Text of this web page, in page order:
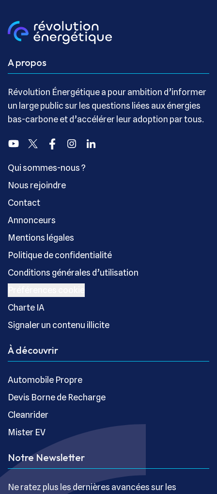
A propos
Révolution Énergétique a pour ambition d’informer
un large public sur les questions liées aux énergies
bas-carbone et d’accélérer leur adoption par tous.
YoutubeTwitter FacebookInstagramLinkedin
Qui sommes-nous ?
Nous rejoindre
Contact
Annonceurs
Mentions légales
Politique de confidentialité
Conditions générales d’utilisation
Charte IA
Signaler un contenu illicite
À découvrir
Automobile Propre
Devis Borne de Recharge
Cleanrider
Mister EV
Notre Newsletter
Ne ratez plus les dernières avancées sur les